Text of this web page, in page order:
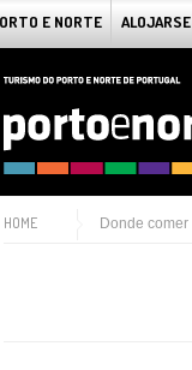
E NORTE ALOJARSE
HOME Donde comer